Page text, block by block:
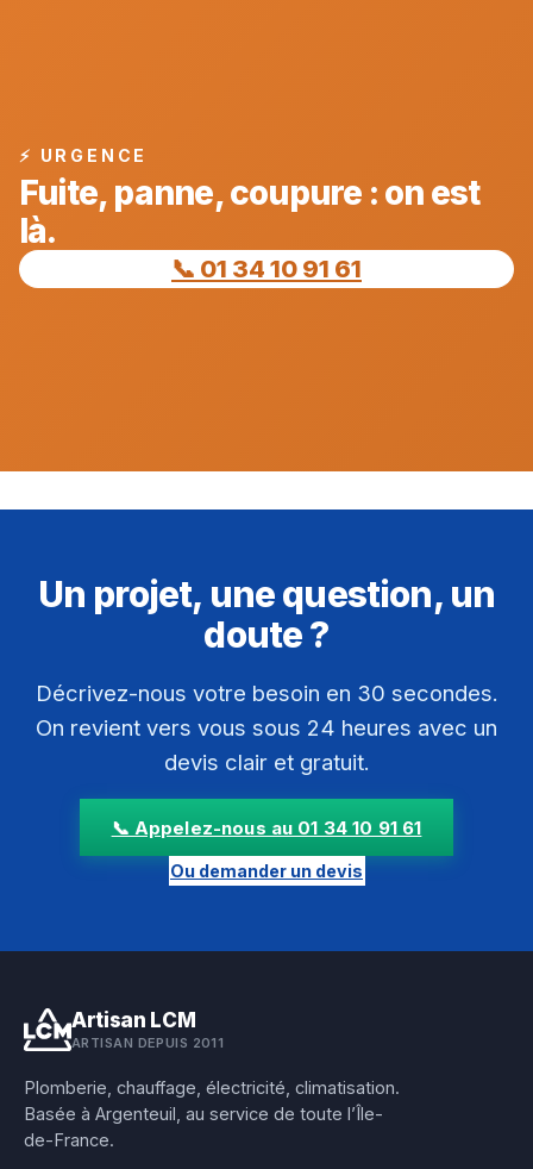
⚡ URGENCE
Fuite, panne, coupure : on est
là.
📞 01 34 10 91 61
Un projet, une question, un
doute ?
Décrivez-nous votre besoin en 30 secondes.
On revient vers vous sous 24 heures avec un
devis clair et gratuit.
📞 Appelez-nous au 01 34 10 91 61
Ou demander un devis
Artisan LCM
ARTISAN DEPUIS 2011
Plomberie, chauffage, électricité, climatisation.
Basée à Argenteuil, au service de toute l’Île-
de-France.